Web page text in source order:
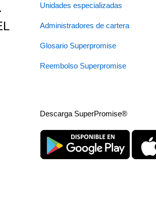
Unidades especializadas
Administradores de cartera
Glosario Superpromise
Reembolso Superpromise
Descarga SuperPromise®